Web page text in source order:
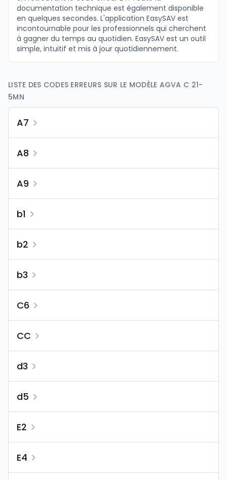
documentation technique est également disponible
en quelques secondes. L'application EasySAV est
incontournable pour les professionnels qui cherchent
à gagner du temps au quotidien. EasySAV est un outil
simple, intuitif et mis à jour quotidiennement.
LISTE DES CODES ERREURS SUR LE MODÈLE AGVA C 21-
5MN
A7
A8
A9
b1
b2
b3
C6
CC
d3
d5
E2
E4